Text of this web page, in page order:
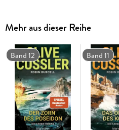
beschließen, ihn aufzuspüren.
um weit mehr geht, als nur um
verrückter Sammler würde
Archäologie, Action und Humor
Verpassen Sie kein Abenteuer
Remi Fargo. Alle Romane sind
Mehr aus dieser Reihe
Band 12 Band 11